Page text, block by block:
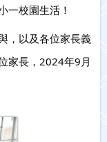
一校園生活！
，以及各位家長義
家長，2024年9月